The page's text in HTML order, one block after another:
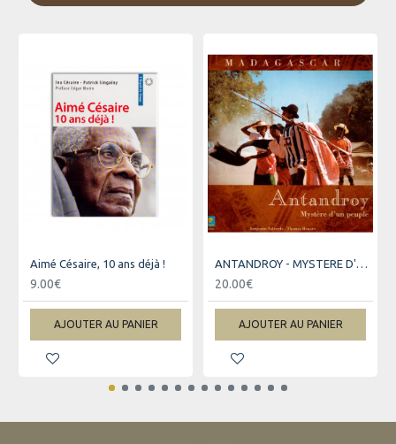
Aimé Césaire, 10 ans déjà !
9.00€
AJOUTER AU PANIER
ANTANDROY - MYSTERE D'UN PEUPLE
20.00€
AJOUTER AU PANIER